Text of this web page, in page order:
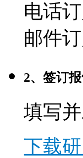
电话
邮件
2、签订
填写
下载